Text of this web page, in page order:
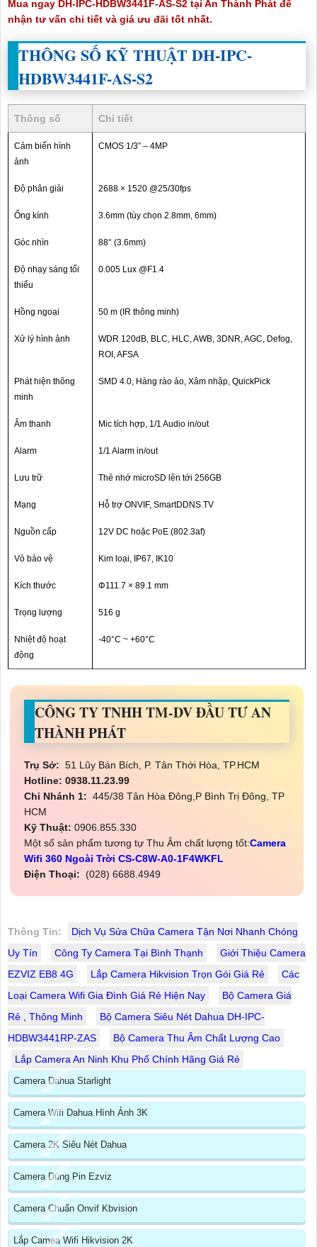
Mua ngay DH-IPC-HDBW3441F-AS-S2 tại An Thành Phát để
nhận tư vấn chi tiết và giá ưu đãi tốt nhất.
THÔNG SỐ KỸ THUẬT DH-IPC-
HDBW3441F-AS-S2
Thông số Chi tiết
Cảm biến hình
ảnh
CMOS 1/3” – 4MP
Độ phân giải 2688 × 1520 @25/30fps
Ống kính 3.6mm (tùy chọn 2.8mm, 6mm)
Góc nhìn 88° (3.6mm)
Độ nhạy sáng tối
thiểu
0.005 Lux @F1.4
Hồng ngoại 50 m (IR thông minh)
Xử lý hình ảnh
WDR 120dB, BLC, HLC, AWB, 3DNR, AGC, Defog,
ROI, AFSA
Phát hiện thông
minh
SMD 4.0, Hàng rào ảo, Xâm nhập, QuickPick
Âm thanh Mic tích hợp, 1/1 Audio in/out
Alarm 1/1 Alarm in/out
Lưu trữ Thẻ nhớ microSD lên tới 256GB
Mạng Hỗ trợ ONVIF, SmartDDNS.TV
Nguồn cấp 12V DC hoặc PoE (802.3af)
Vỏ bảo vệ Kim loại, IP67, IK10
Kích thước Φ111.7 × 89.1 mm
Trọng lượng 516 g
Nhiệt độ hoạt
động
-40°C ~ +60°C
CÔNG TY TNHH TM-DV ĐẦU TƯ AN
THÀNH PHÁT
Trụ Sở: 51 Lũy Bán Bích, P. Tân Thới Hòa, TP.HCM
Hotline: 0938.11.23.99
Chi Nhánh 1: 445/38 Tân Hòa Đông,P Bình Trị Đông, TP
HCM
Kỹ Thuật: 0906.855.330
Một số sản phẩm tương tự Thu Âm chất lượng tốt:Camera
Wifi 360 Ngoài Trời CS-C8W-A0-1F4WKFL
Điện Thoại: (028) 6688.4949
Thông Tin:
Dịch Vụ Sửa Chữa Camera Tận Nơi Nhanh Chóng
Uy Tín
Công Ty Camera Tại Bình Thạnh
Giới Thiệu Camera
EZVIZ EB8 4G
Lắp Camera Hikvision Trọn Gói Giá Rẻ
Các
Loại Camera Wifi Gia Đình Giá Rẻ Hiện Nay
Bộ Camera Giá
Rẻ , Thông Minh
Bộ Camera Siêu Nét Dahua DH-IPC-
HDBW3441RP-ZAS
Bộ Camera Thu Âm Chất Lượng Cao
Lắp Camera An Ninh Khu Phố Chính Hãng Giá Rẻ
Camera Dahua Starlight
Camera Wifi Dahua Hình Ảnh 3K
Camera 2K Siêu Nét Dahua
Camera Dùng Pin Ezviz
Camera Chuẩn Onvif Kbvision
Lắp Camea Wifi Hikvision 2K